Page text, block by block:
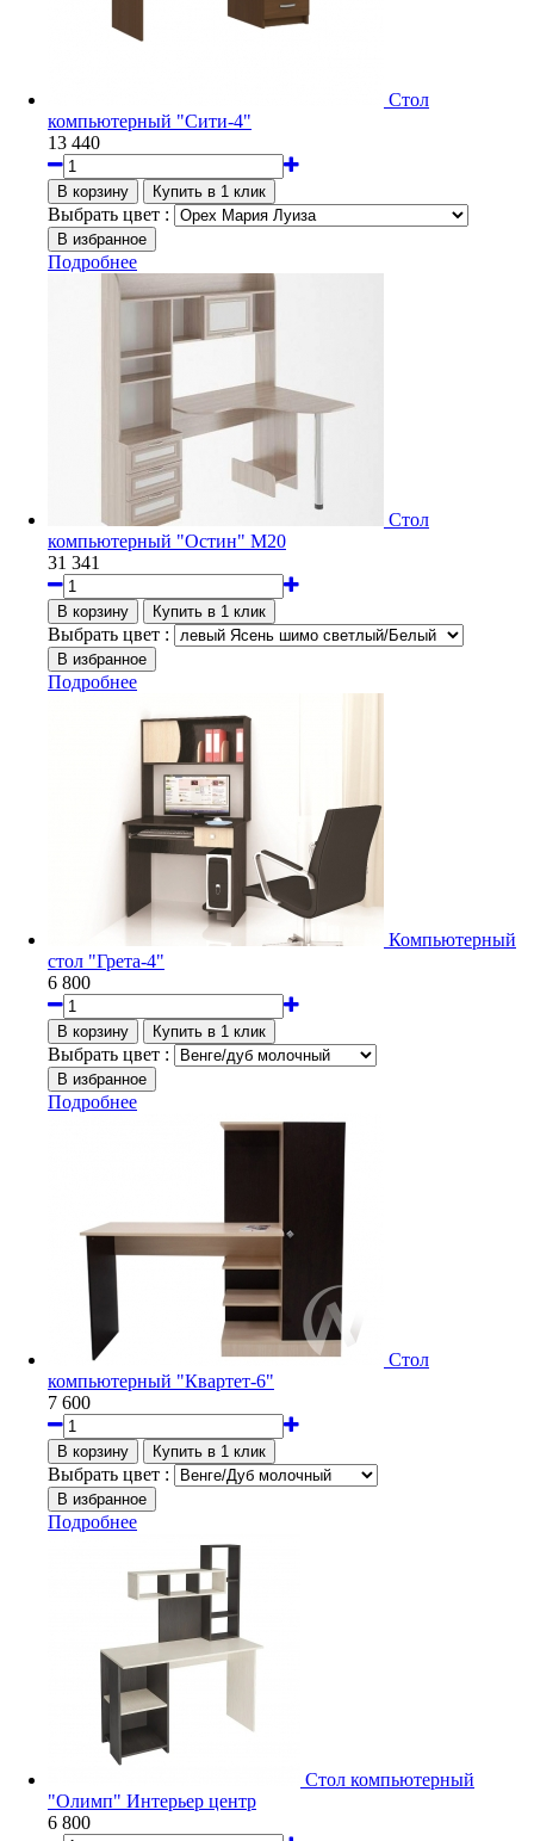
Стол
компьютерный "Сити-4"
13 440
Выбрать цвет :
Подробнее
Стол
компьютерный "Остин" М20
31 341
Выбрать цвет :
Подробнее
Компьютерный
стол "Грета-4"
6 800
Выбрать цвет :
Подробнее
Стол
компьютерный "Квартет-6"
7 600
Выбрать цвет :
Подробнее
Стол компьютерный
"Олимп" Интерьер центр
6 800